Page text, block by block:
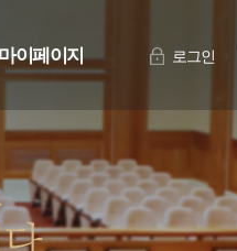
이페이지 로그인